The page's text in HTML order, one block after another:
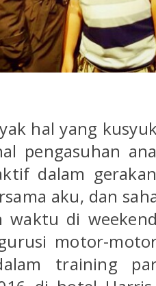
hal yang
pengasuhan
dalam
aku, dan
waktu di
motor-
training